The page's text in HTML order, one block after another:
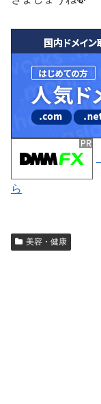
ら
美容・健康